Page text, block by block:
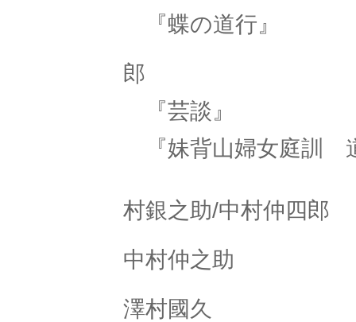
『蝶の道
郎
『芸談』
『妹背山婦女
村銀之助/中村仲四郎
中村仲之助
澤村國久